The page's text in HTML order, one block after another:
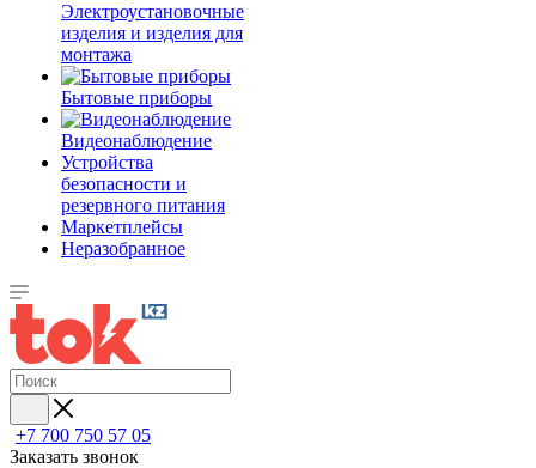
Электроустановочные
изделия и изделия для
монтажа
Бытовые приборы
Видеонаблюдение
Устройства
безопасности и
резервного питания
Маркетплейсы
Неразобранное
+7 700 750 57 05
Заказать звонок